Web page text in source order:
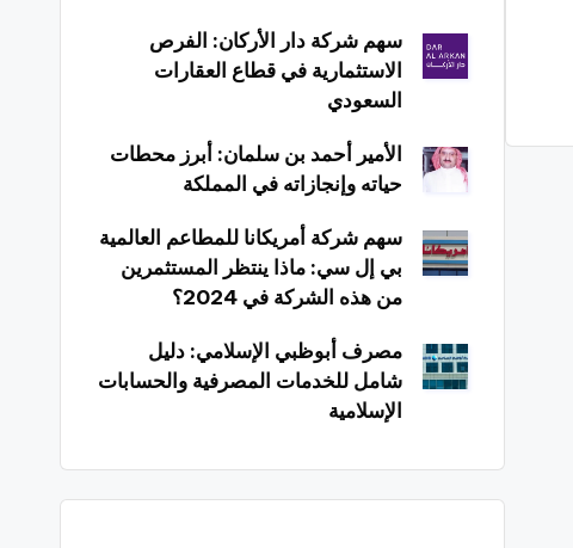
سهم شركة دار الأركان: الفرص
الاستثمارية في قطاع العقارات
السعودي
الأمير أحمد بن سلمان: أبرز محطات
حياته وإنجازاته في المملكة
سهم شركة أمريكانا للمطاعم العالمية
بي إل سي: ماذا ينتظر المستثمرين
من هذه الشركة في 2024؟
مصرف أبوظبي الإسلامي: دليل
شامل للخدمات المصرفية والحسابات
الإسلامية